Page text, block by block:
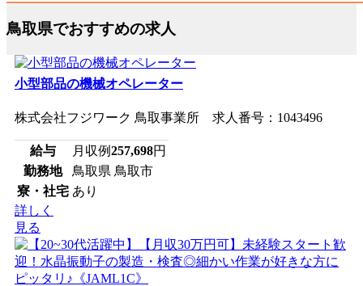
鳥取県でおすすめの求人
小型部品の機械オペレーター
株式会社フジワーク 鳥取事業所 求人番号：1043496
給与 月収例257,698円
勤務地
鳥取県 鳥取市
寮・社宅 あり
詳しく
見る